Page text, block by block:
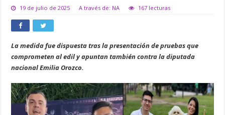
19 de julio de 2025 A través de: NA 167 lecturas
La medida fue dispuesta tras la presentación de pruebas que
comprometen al edil y apuntan también contra la diputada
nacional Emilia Orozco.